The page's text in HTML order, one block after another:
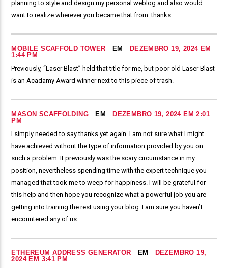
planning to style and design my personal weblog and also would
want to realize wherever you became that from. thanks
MOBILE SCAFFOLD TOWER EM
DEZEMBRO 19, 2024 EM
1:44 PM
Previously, “Laser Blast” held that title for me, but poor old Laser Blast
is an Acadamy Award winner next to this piece of trash.
MASON SCAFFOLDING EM
DEZEMBRO 19, 2024 EM 2:01
PM
I simply needed to say thanks yet again. I am not sure what I might
have achieved without the type of information provided by you on
such a problem. It previously was the scary circumstance in my
position, nevertheless spending time with the expert technique you
managed that took me to weep for happiness. I will be grateful for
this help and then hope you recognize what a powerful job you are
getting into training the rest using your blog. I am sure you haven’t
encountered any of us.
ETHEREUM ADDRESS GENERATOR EM
DEZEMBRO 19,
2024 EM 3:41 PM